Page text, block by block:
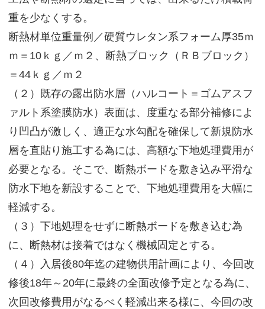
重を少なくする。
断熱材単位重量例／硬質ウレタン系フォーム厚35ｍ
ｍ＝10ｋｇ／ｍ２、断熱ブロック（ＲＢブロック）
＝44ｋｇ／ｍ２
（２）既存の露出防水層（ハルコート＝ゴムアスフ
ァルト系塗膜防水）表面は、度重なる部分補修によ
り凹凸が激しく、適正な水勾配を確保して新規防水
層を直貼り施工する為には、高額な下地処理費用が
必要となる。そこで、断熱ボードを敷き込み平滑な
防水下地を新設することで、下地処理費用を大幅に
軽減する。
（３）下地処理をせずに断熱ボードを敷き込む為
に、断熱材は接着ではなく機械固定とする。
（４）入居後80年迄の建物供用計画により、今回改
修後18年～20年に最終の全面改修予定となる為に、
次回改修費用がなるべく軽減出来る様に、今回の改